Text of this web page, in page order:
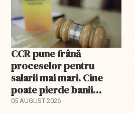
CCR pune frână
proceselor pentru
salarii mai mari. Cine
poate pierde banii
ceruți statului
05 AUGUST 2026